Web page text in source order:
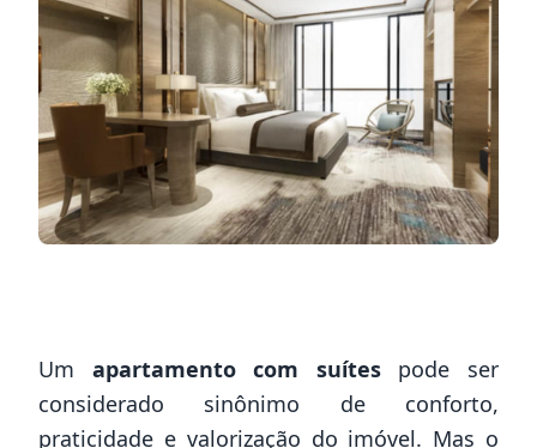
Um apartamento com suítes pode ser
considerado sinônimo de conforto,
praticidade e valorização do imóvel. Mas o